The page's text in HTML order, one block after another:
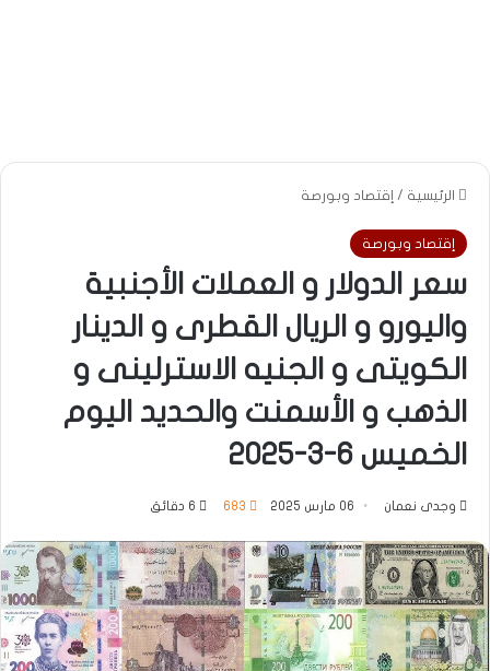
الرئيسية / إقتصاد وبورصة
إقتصاد وبورصة
سعر الدولار و العملات الأجنبية
واليورو و الريال القطرى و الدينار
الكويتى و الجنيه الاسترلينى و
الذهب و الأسمنت والحديد اليوم
الخميس 6-3-2025
وجدى نعمان 06 مارس 2025 683